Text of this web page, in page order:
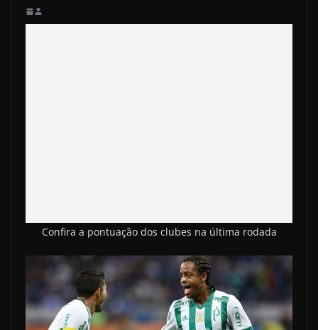
Confira a pontuação dos clubes na última rodada